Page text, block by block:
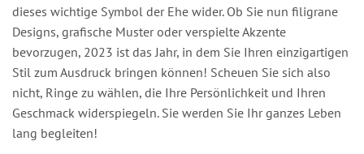
dieses wichtige Symbol der Ehe wider. Ob Sie nun filigrane
Designs, grafische Muster oder verspielte Akzente
bevorzugen, 2023 ist das Jahr, in dem Sie Ihren einzigartigen
Stil zum Ausdruck bringen können! Scheuen Sie sich also
nicht, Ringe zu wählen, die Ihre Persönlichkeit und Ihren
Geschmack widerspiegeln. Sie werden Sie Ihr ganzes Leben
lang begleiten!